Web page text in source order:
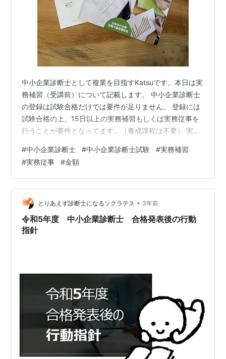
中小企業診断士として複業を目指すKatsuです。本日は実
務補習（受講前）について記載します。 中小企業診断士
の登録は試験合格だけでは要件が足りません。 登録には
試験合格の上、15日以上の実務補習もしくは実務従事を
行うことが要件となってます。（養成課程は不要） 実務
ますので、大半の複業の人は機会を確保することが難し
いと考えます。（後述の内容を除いて） では、実務補習
ですが15日間コースで20.1万円、8日間コースで10.05万
円となっており、高額な点が問題です… （その他、協会
に入る場合は初年度に7万円等、試験に受かってもお金が
かかります…合格後…
#中小企業診断士 #中小企業診断士試験 #実務補習
#実務従事 #金額
とりあえず診断士になるソクラテス • 3年前
令和5年度 中小企業診断士 合格発表後の行動
指針